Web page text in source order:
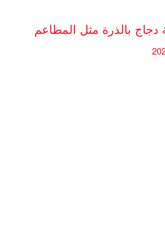
بالذرة مثل المطاعم